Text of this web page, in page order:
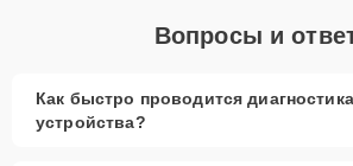
Вопросы и
Как быстро проводится диагностика
устройства?